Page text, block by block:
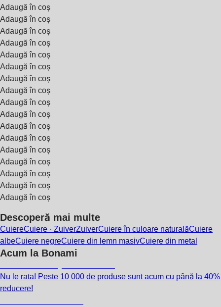
Adaugă în coș
Adaugă în coș
Adaugă în coș
Adaugă în coș
Adaugă în coș
Adaugă în coș
Adaugă în coș
Adaugă în coș
Adaugă în coș
Adaugă în coș
Adaugă în coș
Adaugă în coș
Adaugă în coș
Adaugă în coș
Adaugă în coș
Adaugă în coș
Adaugă în coș
Descoperă mai multe
CuiereCuiere · ZuiverZuiverCuiere în culoare naturalăCuiere
albeCuiere negreCuiere din lemn masivCuiere din metal
Acum la Bonami
Nu le rata! Peste 10 000 de produse sunt acum cu până la 40%
reducere!